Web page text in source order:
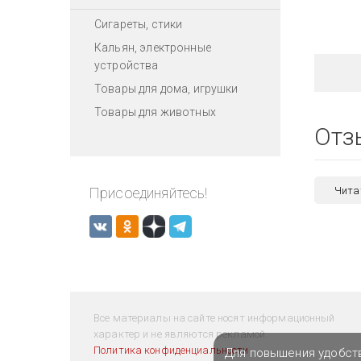
Сигареты, стики
Кальян, электронные
устройства
Товары для дома, игрушки
Товары для животных
Присоединяйтесь!
Все материалы на сайте носят информационный
характер и не являются рекламой.
Политика конфиденциальностиДля повышения